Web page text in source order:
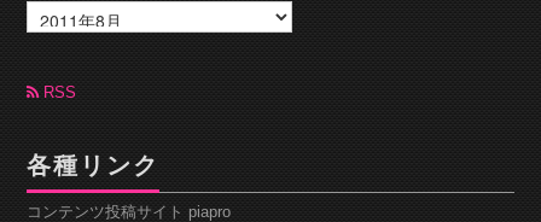
ー
カ
ブ RSS
各種リンク
コンテンツ投稿サイト piapro